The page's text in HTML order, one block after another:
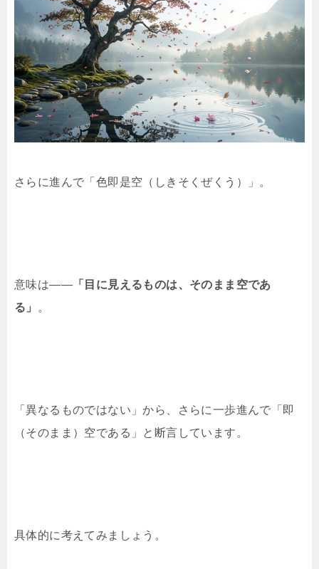
さらに進んで「色即是空（しきそくぜくう）」。
意味は—— 「目に見えるものは、そのまま空であ
る」 。
「異なるものではない」から、さらに一歩進んで「即
（そのまま）空である」と断言しています。
具体的に考えてみましょう。